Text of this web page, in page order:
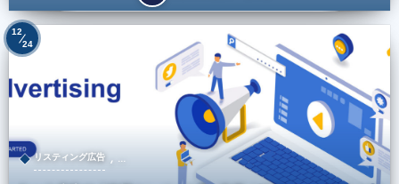
リスティング広告 , …
12
24